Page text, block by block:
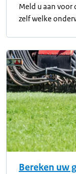
Meld u aan voor
zelf welke
Bereken uw